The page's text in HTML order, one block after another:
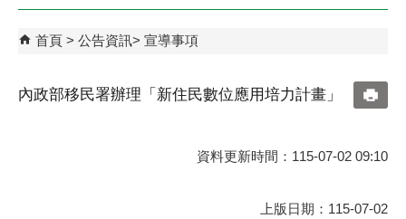
首頁 公告資訊 宣導事項
內政部移民署辦理「新住民數位應用培力計畫」
資料更新時間：115-07-02 09:10
上版日期：115-07-02